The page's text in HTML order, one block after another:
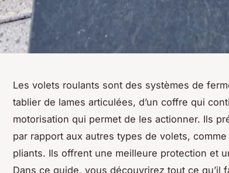
Les volets roulants sont des systèmes de
tablier de lames articulées, d’un coffre qui
motorisation qui permet de les actionner. Ils
par rapport aux autres types de volets,
pliants. Ils offrent une meilleure protection et
Dans ce guide, vous découvrirez tout ce qu’il